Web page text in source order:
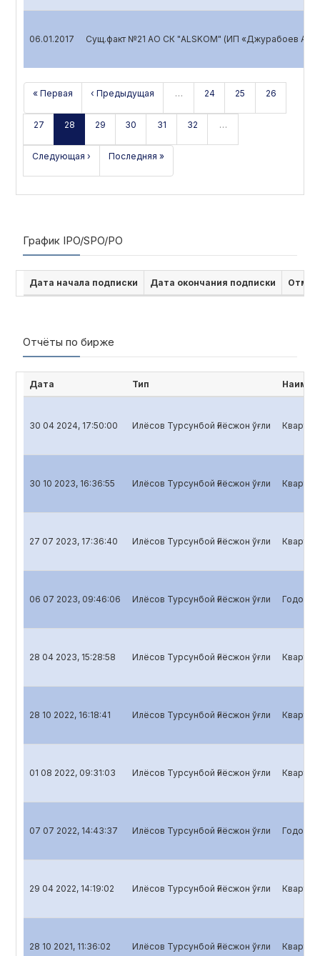
06.01.2017 Сущ.факт №21 АО СК "ALSKOM" (ИП «Джурабоев
« Первая ‹ Предыдущая … 24 25 26
27 28 29 30 31 32 …
Следующая › Последняя »
График IPO/SPO/PO
Дата начала подписки Дата окончания подписки
Отчёты по бирже
Дата Тип
30 04 2024, 17:50:00 Илёсов Турсунбой Ғиёсжон ўғли
30 10 2023, 16:36:55 Илёсов Турсунбой Ғиёсжон ўғли
27 07 2023, 17:36:40 Илёсов Турсунбой Ғиёсжон ўғли
06 07 2023, 09:46:06 Илёсов Турсунбой Ғиёсжон ўғли
28 04 2023, 15:28:58 Илёсов Турсунбой Ғиёсжон ўғли
28 10 2022, 16:18:41 Илёсов Турсунбой Ғиёсжон ўғли
01 08 2022, 09:31:03 Илёсов Турсунбой Ғиёсжон ўғли
07 07 2022, 14:43:37 Илёсов Турсунбой Ғиёсжон ўғли
29 04 2022, 14:19:02 Илёсов Турсунбой Ғиёсжон ўғли
28 10 2021, 11:36:02 Илёсов Турсунбой Ғиёсжон ўғли